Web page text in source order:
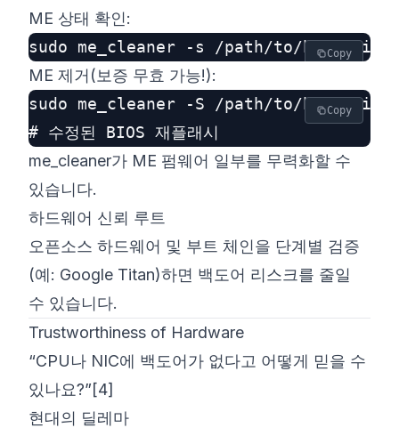
ME 상태 확인:
Copy
ME 제거(보증 무효 가능!):
sudo me_cleaner -S /path/to/bios.bin
Copy
me_cleaner가 ME 펌웨어 일부를 무력화할 수
있습니다.
하드웨어 신뢰 루트
오픈소스 하드웨어 및 부트 체인을 단계별 검증
(예: Google Titan)하면 백도어 리스크를 줄일
수 있습니다.
Trustworthiness of Hardware
“CPU나 NIC에 백도어가 없다고 어떻게 믿을 수
있나요?”[4]
현대의 딜레마